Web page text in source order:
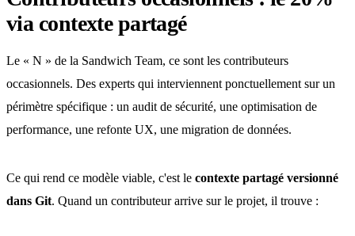
via contexte partagé
Le « N » de la Sandwich Team, ce sont les contributeurs
occasionnels. Des experts qui interviennent ponctuellement sur un
périmètre spécifique : un audit de sécurité, une optimisation de
performance, une refonte UX, une migration de données.
Ce qui rend ce modèle viable, c'est le contexte partagé versionné
dans Git. Quand un contributeur arrive sur le projet, il trouve :